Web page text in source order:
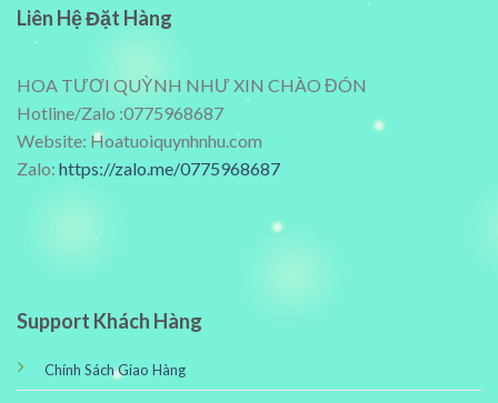
Liên Hệ Đặt Hàng
HOA TƯƠI QUỲNH NHƯ XIN CHÀO ĐÓN
Hotline/Zalo :0775968687
Website: Hoatuoiquynhnhu.com
Zalo: https://zalo.me/0775968687
Support Khách Hàng
Chính Sách Giao Hàng